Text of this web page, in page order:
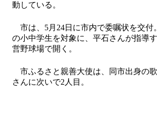
動している。
市は、5月24日に市内で委嘱状を交付
の小中学生を対象に、平石さんが指導
営野球場で開く。
市ふるさと親善大使は、同市出身の
さんに次いで2人目。